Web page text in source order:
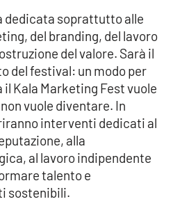
dedicata soprattutto alle
del branding, del lavoro
del valore. Sarà il
del festival: un modo per
Kala Marketing Fest vuole
vuole diventare. In
interventi dedicati al
alla
al lavoro indipendente
talento e
sostenibili.